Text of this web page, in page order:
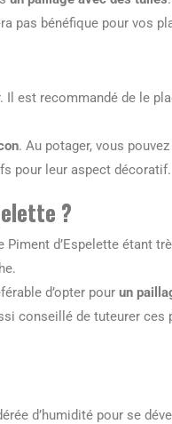
pas bénéfique pour vos
Il est recommandé de le
. Au potager, vous
pour leur aspect décoratif.
?
Piment d’Espelette étant
d’opter pour un
conseillé de tuteurer ces
d’humidité pour se